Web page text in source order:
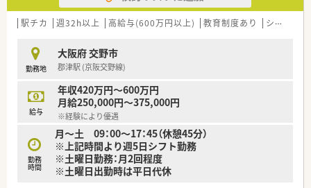
す。実際に1年間の育休を取得した男性薬剤師も在籍していま
す。
います。社員は無料で使えます。
■実習生を年間50名程受け入れており、且つ新卒や未経験者の
受入れも多くされているため、ご経験のない方や浅い方も安心し
てご入社いただけます。
■新卒採用は毎年続けており直近3年間の退職率はわずか2.8%
と定着率が高く居心地の良い職場です。
≪ こんな会社です ≫
■大阪奈良にドラッグストア・調剤薬局のドミナント展開をして
おり、約90店舗うち現在25％程が調剤併設店・調剤専門店となり
ます。
駅チカ 週32h以上 高給与(600万円以上) 教育制度あり シフト制
勤務地
大阪府 交野市
郡津駅 (京阪交野線)
給与
年収420万円～600万円
月給250,000円～375,000円
※経験により優遇
勤務
時間
月～土 09：00～17：45（休憩45分）
※上記時間より週5日シフト勤務
※土曜日勤務：月2回程度
※土曜日出勤時は平日代休